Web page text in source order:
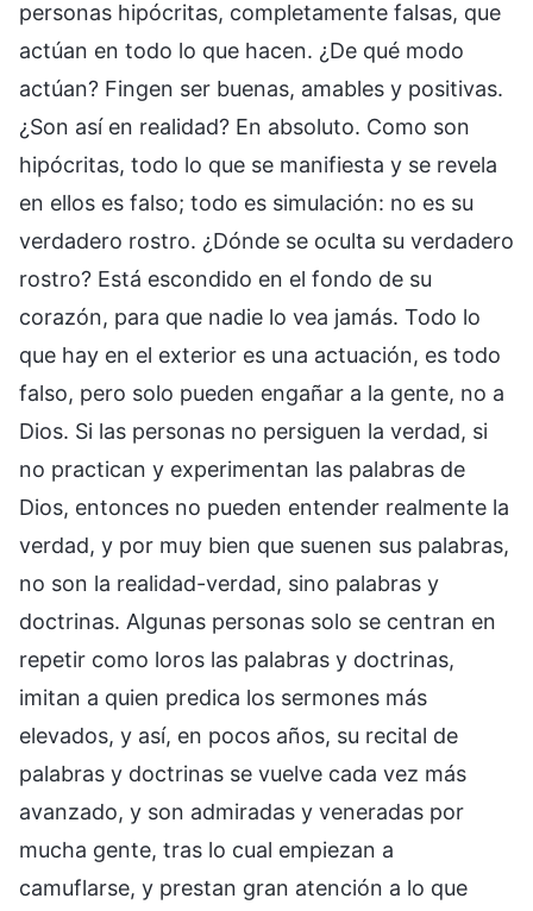
personas hipócritas, completamente falsas, que
actúan en todo lo que hacen. ¿De qué modo
actúan? Fingen ser buenas, amables y positivas.
¿Son así en realidad? En absoluto. Como son
hipócritas, todo lo que se manifiesta y se revela
en ellos es falso; todo es simulación: no es su
verdadero rostro. ¿Dónde se oculta su verdadero
rostro? Está escondido en el fondo de su
corazón, para que nadie lo vea jamás. Todo lo
que hay en el exterior es una actuación, es todo
falso, pero solo pueden engañar a la gente, no a
Dios. Si las personas no persiguen la verdad, si
no practican y experimentan las palabras de
Dios, entonces no pueden entender realmente la
verdad, y por muy bien que suenen sus palabras,
no son la realidad-verdad, sino palabras y
doctrinas. Algunas personas solo se centran en
repetir como loros las palabras y doctrinas,
imitan a quien predica los sermones más
elevados, y así, en pocos años, su recital de
palabras y doctrinas se vuelve cada vez más
avanzado, y son admiradas y veneradas por
mucha gente, tras lo cual empiezan a
camuflarse, y prestan gran atención a lo que